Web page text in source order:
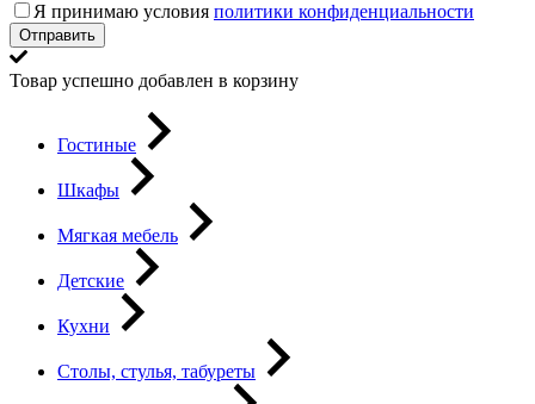
Я принимаю условия политики конфиденциальности
Отправить
Товар успешно добавлен в корзину
Гостиные
Шкафы
Мягкая мебель
Детские
Кухни
Столы, стулья, табуреты